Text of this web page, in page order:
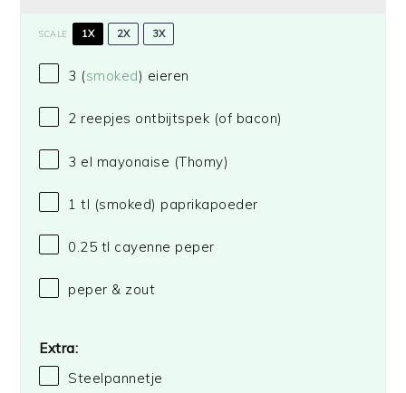
SCALE 1X 2X 3X
3 (smoked) eieren
2 reepjes ontbijtspek (of bacon)
3 el mayonaise (Thomy)
1 tl (smoked) paprikapoeder
0.25 tl cayenne peper
peper & zout
Extra:
Steelpannetje